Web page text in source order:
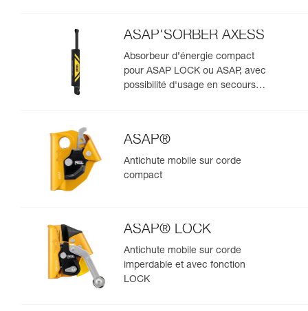
ASAP'SORBER AXESS
Absorbeur d’énergie compact
pour ASAP LOCK ou ASAP, avec
possibilité d'usage en secours
ASAP®
Antichute mobile sur corde
compact
ASAP® LOCK
Antichute mobile sur corde
imperdable et avec fonction
LOCK